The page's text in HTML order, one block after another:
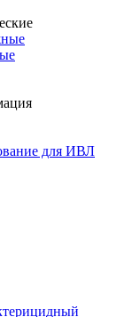
для ИВЛ